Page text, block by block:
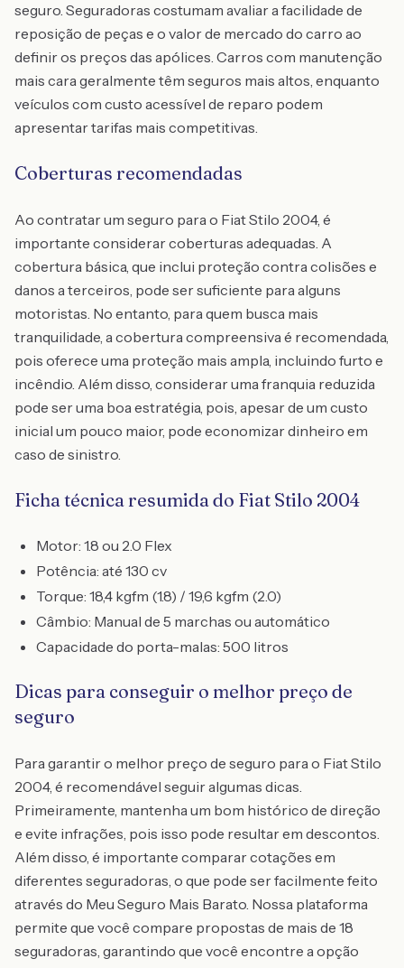
seguro. Seguradoras costumam avaliar a facilidade de
reposição de peças e o valor de mercado do carro ao
definir os preços das apólices. Carros com manutenção
mais cara geralmente têm seguros mais altos, enquanto
veículos com custo acessível de reparo podem
apresentar tarifas mais competitivas.
Coberturas recomendadas
Ao contratar um seguro para o Fiat Stilo 2004, é
importante considerar coberturas adequadas. A
cobertura básica, que inclui proteção contra colisões e
danos a terceiros, pode ser suficiente para alguns
motoristas. No entanto, para quem busca mais
tranquilidade, a cobertura compreensiva é recomendada,
pois oferece uma proteção mais ampla, incluindo furto e
incêndio. Além disso, considerar uma franquia reduzida
pode ser uma boa estratégia, pois, apesar de um custo
inicial um pouco maior, pode economizar dinheiro em
caso de sinistro.
Ficha técnica resumida do Fiat Stilo 2004
Motor: 1.8 ou 2.0 Flex
Potência: até 130 cv
Torque: 18,4 kgfm (1.8) / 19,6 kgfm (2.0)
Câmbio: Manual de 5 marchas ou automático
Capacidade do porta-malas: 500 litros
Dicas para conseguir o melhor preço de
seguro
Para garantir o melhor preço de seguro para o Fiat Stilo
2004, é recomendável seguir algumas dicas.
Primeiramente, mantenha um bom histórico de direção
e evite infrações, pois isso pode resultar em descontos.
Além disso, é importante comparar cotações em
diferentes seguradoras, o que pode ser facilmente feito
através do Meu Seguro Mais Barato. Nossa plataforma
permite que você compare propostas de mais de 18
seguradoras, garantindo que você encontre a opção